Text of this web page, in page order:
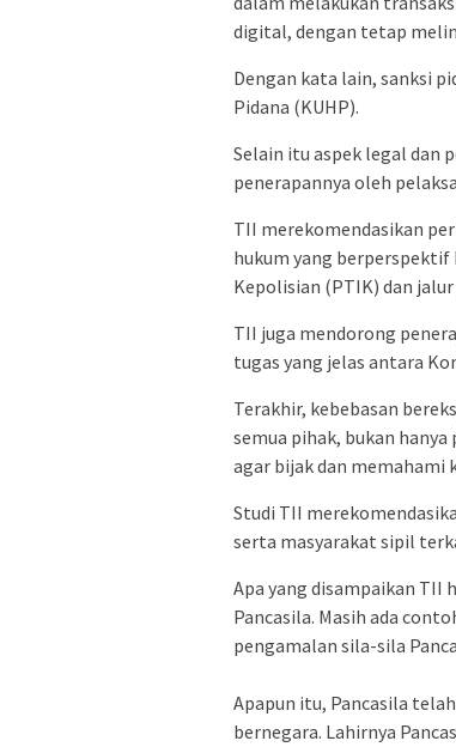
digital, dengan tetap
Dengan kata lain, sanksi
Pidana (KUHP).
Selain itu aspek legal dan
penerapannya oleh
TII merekomendasikan
hukum yang berperspektif
Kepolisian (PTIK) dan
TII juga mendorong
tugas yang jelas antara
Terakhir, kebebasan
semua pihak, bukan
agar bijak dan memahami
Studi TII
serta masyarakat sipil
Apa yang disampaikan TII
Pancasila. Masih ada
pengamalan sila-sila
Apapun itu, Pancasila
bernegara. Lahirnya